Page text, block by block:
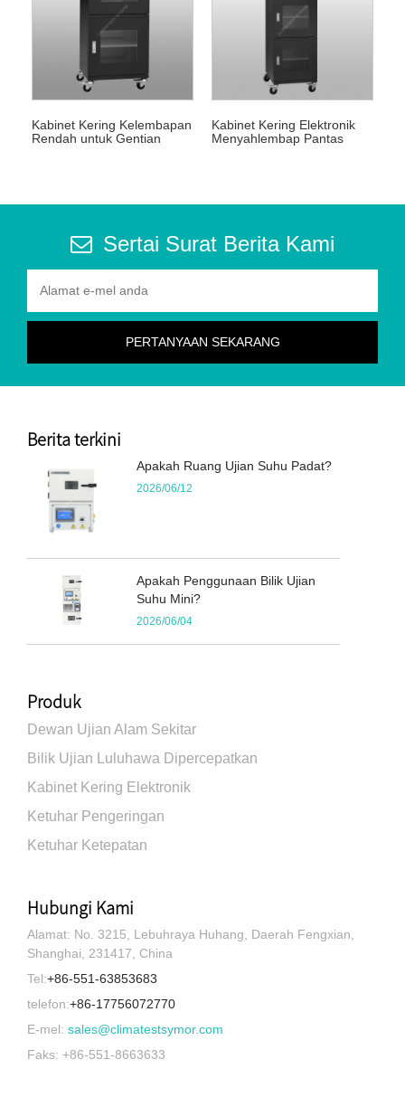
Kabinet Kering Kelembapan
Rendah untuk Gentian
Kabinet Kering Elektronik
Menyahlembap Pantas
Sertai Surat Berita Kami
Berita terkini
Apakah Ruang Ujian Suhu Padat?
2026/06/12
Apakah Penggunaan Bilik Ujian
Suhu Mini?
2026/06/04
Produk
Dewan Ujian Alam Sekitar
Bilik Ujian Luluhawa Dipercepatkan
Kabinet Kering Elektronik
Ketuhar Pengeringan
Ketuhar Ketepatan
Hubungi Kami
Alamat: No. 3215, Lebuhraya Huhang, Daerah Fengxian,
Shanghai, 231417, China
Tel:+86-551-63853683
telefon:+86-17756072770
E-mel: sales@climatestsymor.com
Faks: +86-551-8663633